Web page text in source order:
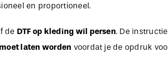
en proportioneel.
de DTF op kleding wil persen. De
laten worden voordat je de opdruk